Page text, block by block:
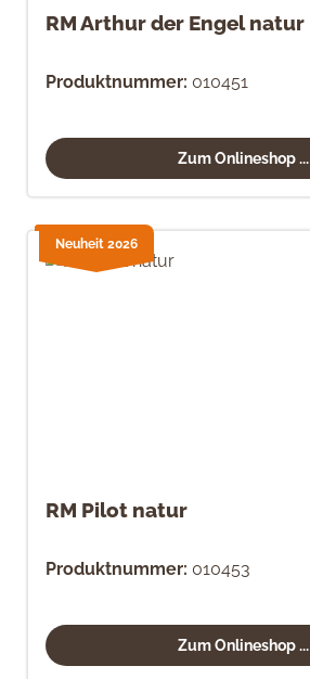
RM Arthur der Engel natur
Produktnummer: 010451
Zum Onlineshop ...
RM Pilot natur
Produktnummer: 010453
Zum Onlineshop ...
Neuheit 2026